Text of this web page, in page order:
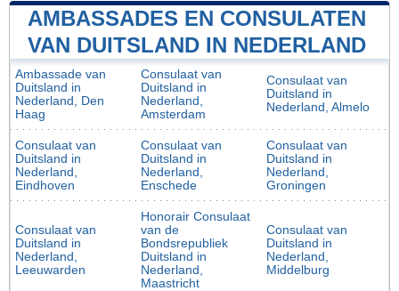
AMBASSADES EN CONSULATEN
VAN DUITSLAND IN NEDERLAND
Ambassade van
Duitsland in
Nederland, Den
Haag
Consulaat van
Duitsland in
Nederland,
Amsterdam
Consulaat van
Duitsland in
Nederland, Almelo
Consulaat van
Duitsland in
Nederland,
Eindhoven
Consulaat van
Duitsland in
Nederland,
Enschede
Consulaat van
Duitsland in
Nederland,
Groningen
Consulaat van
Duitsland in
Nederland,
Leeuwarden
Honorair Consulaat
van de
Bondsrepubliek
Duitsland in
Nederland,
Maastricht
Consulaat van
Duitsland in
Nederland,
Middelburg